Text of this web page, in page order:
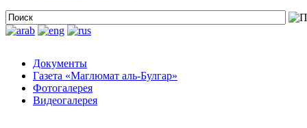
Документы
Газета «Маглюмат аль-Булгар»
Фотогалерея
Видеогалерея